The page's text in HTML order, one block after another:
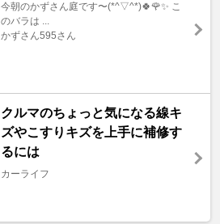
今朝のかずさん庭です〜(*^▽^*)🍀🌹✨ こ
のバラは ...
かずさん595さん
クルマのちょっと気になる線キ
ズやこすりキズを上手に補修す
るには
カーライフ